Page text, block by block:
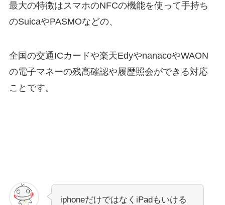
最大の特徴はスマホのNFCの機能を使って手持ち
のSuicaやPASMOなどの、
全国の交通ICカードや楽天EdyやnanacoやWAON
の電子マネーの残高確認や履歴照会ができる対応
ことです。
iphoneだけではなくiPadもいける